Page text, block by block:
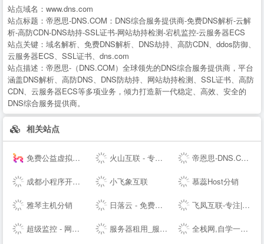
站点域名： www.dns.com
站点标题： 帝恩思-DNS.COM：DNS综合服务提供商-免费DNS解析-云解
析-高防CDN-DNS劫持-SSL证书-网站劫持检测-宕机监控-云服务器ECS
站点关键： 域名解析、免费DNS解析、DNS劫持、高防CDN、ddos防御、
云服务器ECS、SSL证书、dns.com
站点描述： 帝恩思-（DNS.COM）全球领先的DNS综合服务提供商，平台
涵盖DNS解析、高防DNS、DNS防劫持、网站劫持检测、SSL证书、高防
CDN、云服务器ECS等多项业务，倾力打造新一代稳定、高效、安全的
DNS综合服务提供商。
相关站点
免费公益虚拟主机|雷电云互联-公益挂机宝_公益vps挂机宝_公益云电脑_3元挂机宝_4元挂机宝_低价挂机宝_低价云电脑_5元挂机宝_达龙云电脑-挂机宝官网 火山互联 - 专注Linux应用,弹性云主机 - 四川火山互联信息科技有限责任公司 帝恩思-DNS.COM：DNS综合服务提供商-免费DNS解析-云解析-高防CDN-DNS劫持-SSL证书-网站劫持检测-宕机监控-云服务器ECS
成都小程序开发_网站建设_小程序制作_自助建站_软件开发 - ⎛赤七互联⎞ 小飞象互联 慕蕊Host分销
雅琴主机分销 日落云 - 免费云服务器免费主机专注优质云服务 飞凤互联-专注|云主机|云空间|vps主机|拨号vps|虚拟主机|挂机宝|电信服务器|香港服务器
超级监控 - 网站服务器数据监控服务商 服务器租用_服务器托管_虚拟主机_云主机_vps-紫田网络 全栈网,自学一个全栈工程师